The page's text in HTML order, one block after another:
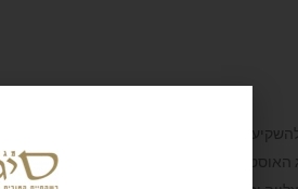
בגריל מקצועי משוכלל ויקר. אבל בחיים
. הוא מצויד במנגנון